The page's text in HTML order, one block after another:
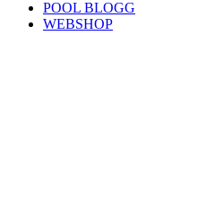
POOL BLOGG
WEBSHOP